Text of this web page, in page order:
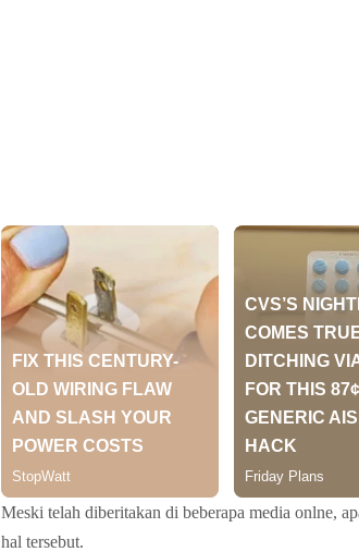
Meski telah diberitakan di beberapa media onlne,
hal tersebut.